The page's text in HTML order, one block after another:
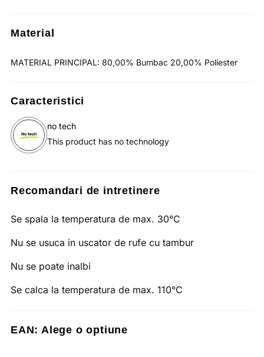
Material
MATERIAL PRINCIPAL: 80,00% Bumbac 20,00% Poliester
Caracteristici
no tech
This product has no technology
Recomandari de intretinere
Se spala la temperatura de max. 30°C
Nu se usuca in uscator de rufe cu tambur
Nu se poate inalbi
Se calca la temperatura de max. 110°C
EAN: Alege o optiune